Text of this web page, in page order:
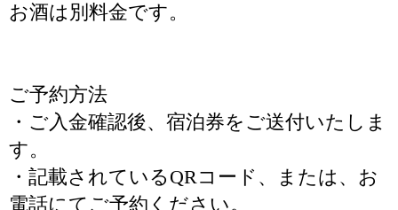
お酒は別料金です。
ご予約方法
・ご入金確認後、宿泊券をご送付いたしま
す。
・記載されているQRコード、または、お
電話にてご予約ください。